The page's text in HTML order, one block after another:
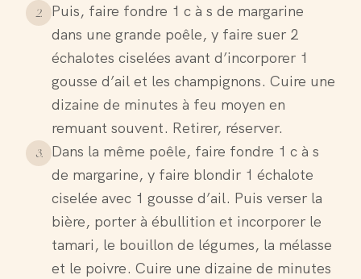
2.
Puis, faire fondre 1 c à s de margarine
dans une grande poêle, y faire suer 2
échalotes ciselées avant d’incorporer 1
gousse d’ail et les champignons. Cuire une
dizaine de minutes à feu moyen en
remuant souvent. Retirer, réserver.
3.
Dans la même poêle, faire fondre 1 c à s
de margarine, y faire blondir 1 échalote
ciselée avec 1 gousse d’ail. Puis verser la
bière, porter à ébullition et incorporer le
tamari, le bouillon de légumes, la mélasse
et le poivre. Cuire une dizaine de minutes